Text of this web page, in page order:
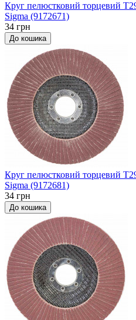
Круг пелюстковий торцевий
Sigma (9172671)
34 грн
До кошика
Круг пелюстковий торцевий
Sigma (9172681)
34 грн
До кошика